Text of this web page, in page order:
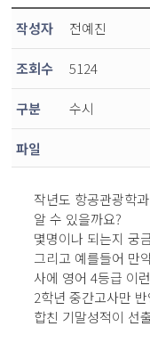
작성자 전예진
조회수 5124
구분 수시
파일
작년도 항공관광학
알 수 있을까요?
몇명이나 되는지 궁
그리고 예를들어 만
사에 영어 4등급 이
2학년 중간고사만
합친 기말성적이 선